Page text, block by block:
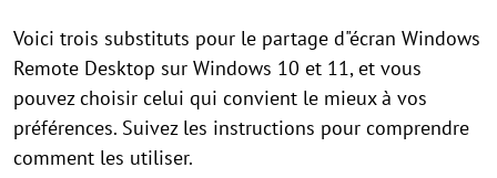
Voici trois substituts pour le partage d"écran Windows
Remote Desktop sur Windows 10 et 11, et vous
pouvez choisir celui qui convient le mieux à vos
préférences. Suivez les instructions pour comprendre
comment les utiliser.